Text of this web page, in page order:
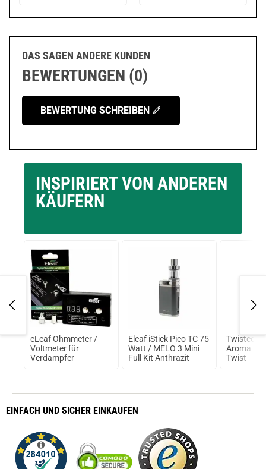
DAS SAGEN ANDERE KUNDEN
BEWERTUNGEN (0)
BEWERTUNG SCHREIBEN
INSPIRIERT VON ANDEREN
KÄUFERN
eLeaf Ohmmeter /
Voltmeter für
Verdampfer
Eleaf iStick Pico TC 75
Watt / MELO 3 Mini
Full Kit Anthrazit
Twisted
Aroma
Twist
EINFACH UND SICHER EINKAUFEN